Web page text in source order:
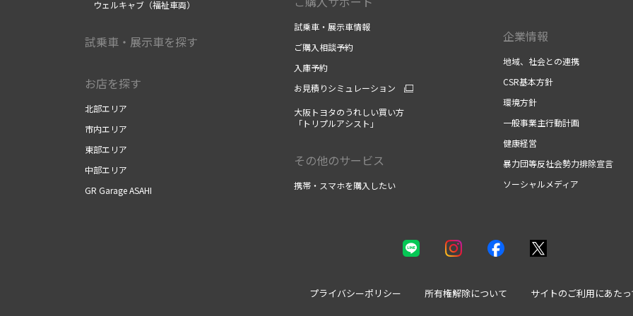
ウェルキャブ（福祉車両）
試乗車・展示車を探す
お店を探す
北部エリア
市内エリア
東部エリア
中部エリア
GR Garage ASAHI
試乗車・展示車情報
ご購入相談予約
入庫予約
お見積りシミュレーション
大阪トヨタのうれしい買い方
「トリプルアシスト」
その他のサービス
携帯・スマホを購入したい
企業情報
地域、社会との連携
CSR基本方針
環境方針
一般事業主行動計画
健康経営
暴力団等反社会勢力排除宣言
ソーシャルメディア
プライバシーポリシー 所有権解除について サイトのご利用にあた